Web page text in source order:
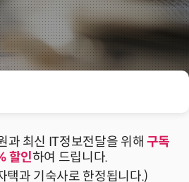
과 최신 IT정보전달을 위해 구독
할인하여 드립니다.
택과 기숙사로 한정됩니다.)